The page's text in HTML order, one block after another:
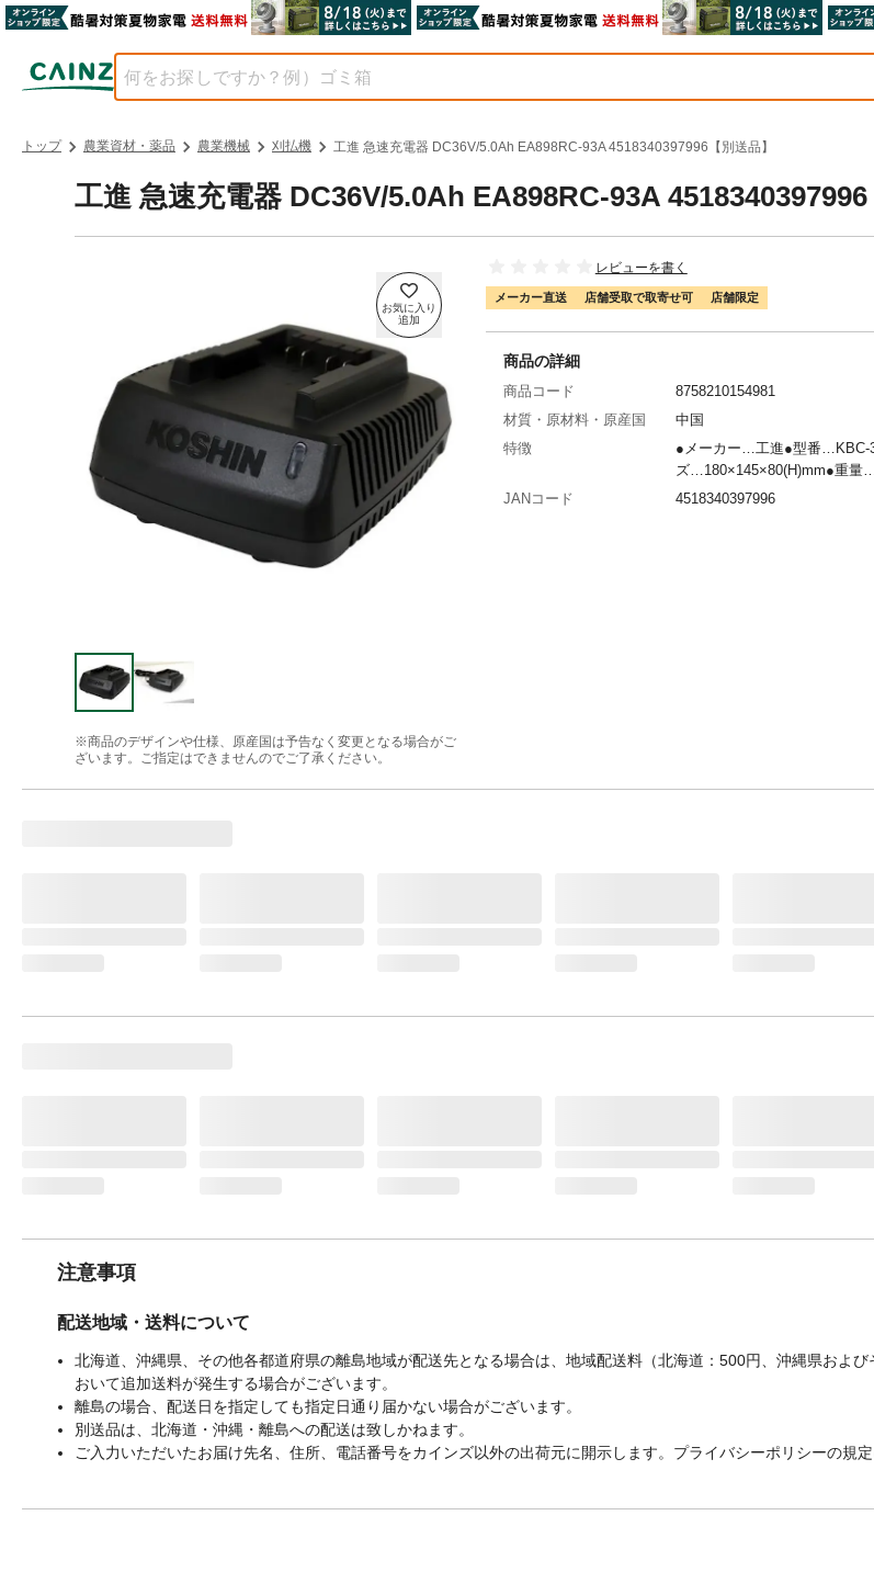
トップ 農業資材・薬品 農業機械 刈払機 工進 急速充電器 DC36V/5.0Ah EA898RC-93A 4518340397996【別送品】
工進 急速充電器 DC36V/5.0Ah EA898RC-93A 4518340397996
※商品のデザインや仕様、原産国は予告なく変更となる場合がご
ざいます。ご指定はできませんのでご了承ください。
レビューを書く
メーカー直送 店舗受取で取寄せ可 店舗限定
商品の詳細
商品コード
8758210154981
材質・原材料・原産国
中国
特徴
●メーカー…工進●型番…KBC-
ズ…180×145×80(H)mm●重
JANコード
4518340397996
注意事項
配送地域・送料について
北海道、沖縄県、その他各都道府県の離島地域が配送先となる場合は、地域配送料（北海道：500円、沖縄県およ
おいて追加送料が発生する場合がございます。
離島の場合、配送日を指定しても指定日通り届かない場合がございます。
別送品は、北海道・沖縄・離島への配送は致しかねます。
ご入力いただいたお届け先名、住所、電話番号をカインズ以外の出荷元に開示します。プライバシーポリシーの規定